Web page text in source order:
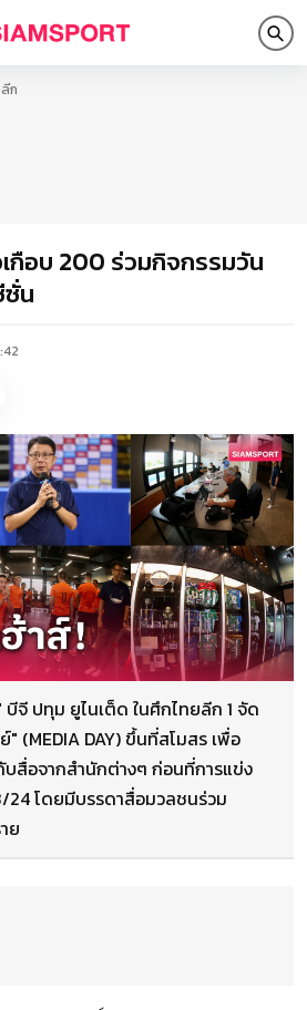
ก
กือบ 200 ร่วมกิจกรรมวัน
ซั่น
บีจี ปทุม ยูไนเต็ด ในศึกไทยลีก 1 จัด
(MEDIA DAY) ขึ้นที่สโมสร เพื่อ
สื่อจากสำนักต่างๆ ก่อนที่การแข่ง
24 โดยมีบรรดาสื่อมวลชนร่วม
ย